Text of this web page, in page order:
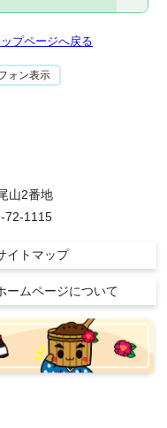
ップページへ戻る
ォン表示
山2番地
72-1115
イトマップ
ームページについて